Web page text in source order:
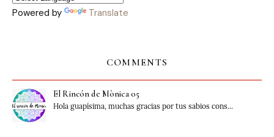
Powered by Translate
COMMENTS
El Rincón de Mònica 05
Hola guapísima, muchas gracias por tus sabios cons...